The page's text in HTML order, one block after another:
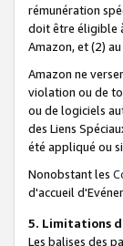
rémunération
doit être éligible
Amazon, et (2)
Amazon ne
violation ou de
ou de logiciels
des Liens
été appliqué ou
Nonobstant les
d'accueil
5. Limitations
Les balises des